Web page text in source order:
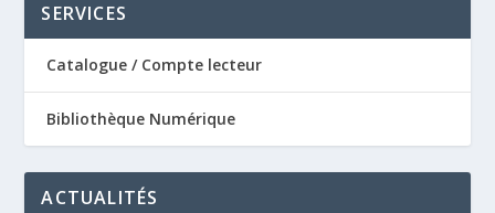
SERVICES
Catalogue / Compte lecteur
Bibliothèque Numérique
ACTUALITÉS